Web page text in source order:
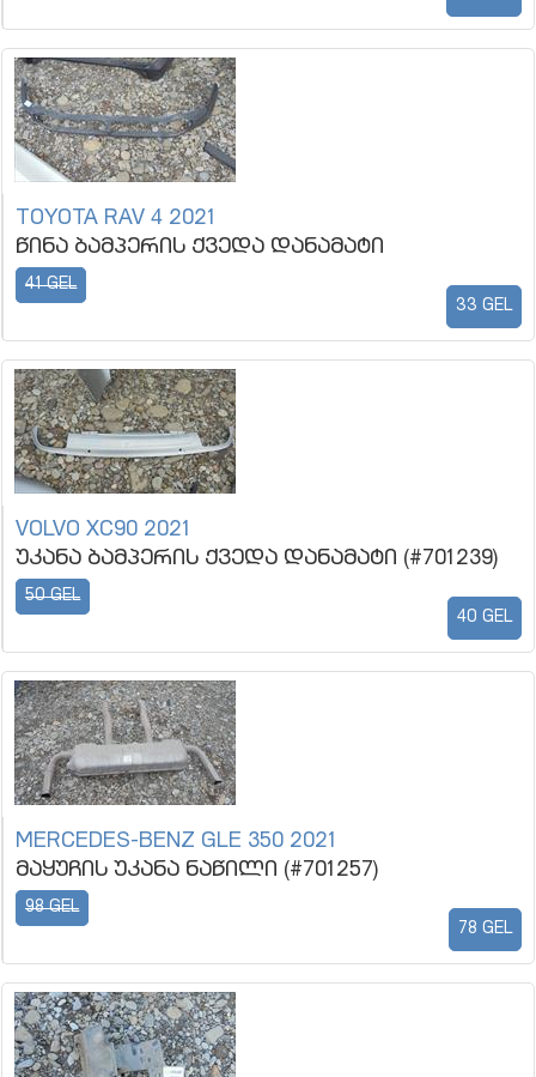
TOYOTA RAV 4 2021
წინა ბამპერის ქვედა დანამატი
41 GEL
33 GEL
VOLVO XC90 2021
უკანა ბამპერის ქვედა დანამატი (#701239)
50 GEL
40 GEL
MERCEDES-BENZ GLE 350 2021
მაყუჩის უკანა ნაწილი (#701257)
98 GEL
78 GEL